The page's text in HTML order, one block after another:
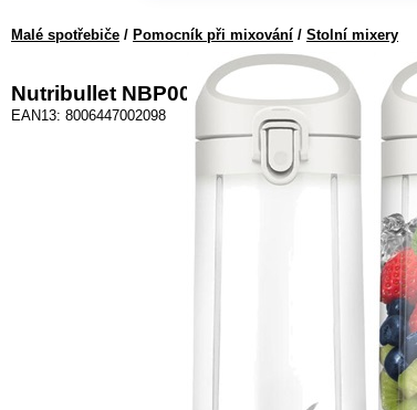
Malé spotřebiče / Pomocník při mixování / Stolní mixery
Nutribullet NBP003.W
EAN13: 8006447002098